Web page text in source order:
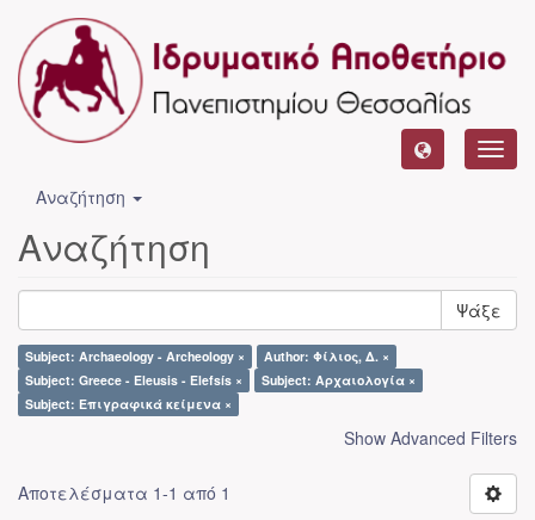
Αναζήτηση
Αναζήτηση
Ψάξε
Subject: Archaeology - Archeology ×
Author: Φίλιος, Δ. ×
Subject: Greece - Eleusis - Elefsís ×
Subject: Αρχαιολογία ×
Subject: Επιγραφικά κείμενα ×
Show Advanced Filters
Αποτελέσματα 1-1 από 1